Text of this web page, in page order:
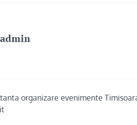
admin
organizare evenimente